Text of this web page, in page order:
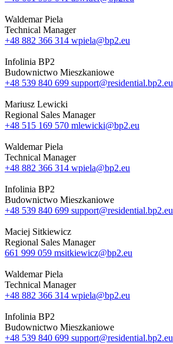
Waldemar Piela
Technical Manager
+48 882 366 314 wpiela@bp2.eu
Infolinia BP2
Budownictwo Mieszkaniowe
+48 539 840 699 support@residential.bp2.eu
Mariusz Lewicki
Regional Sales Manager
+48 515 169 570 mlewicki@bp2.eu
Waldemar Piela
Technical Manager
+48 882 366 314 wpiela@bp2.eu
Infolinia BP2
Budownictwo Mieszkaniowe
+48 539 840 699 support@residential.bp2.eu
Maciej Sitkiewicz
Regional Sales Manager
661 999 059 msitkiewicz@bp2.eu
Waldemar Piela
Technical Manager
+48 882 366 314 wpiela@bp2.eu
Infolinia BP2
Budownictwo Mieszkaniowe
+48 539 840 699 support@residential.bp2.eu